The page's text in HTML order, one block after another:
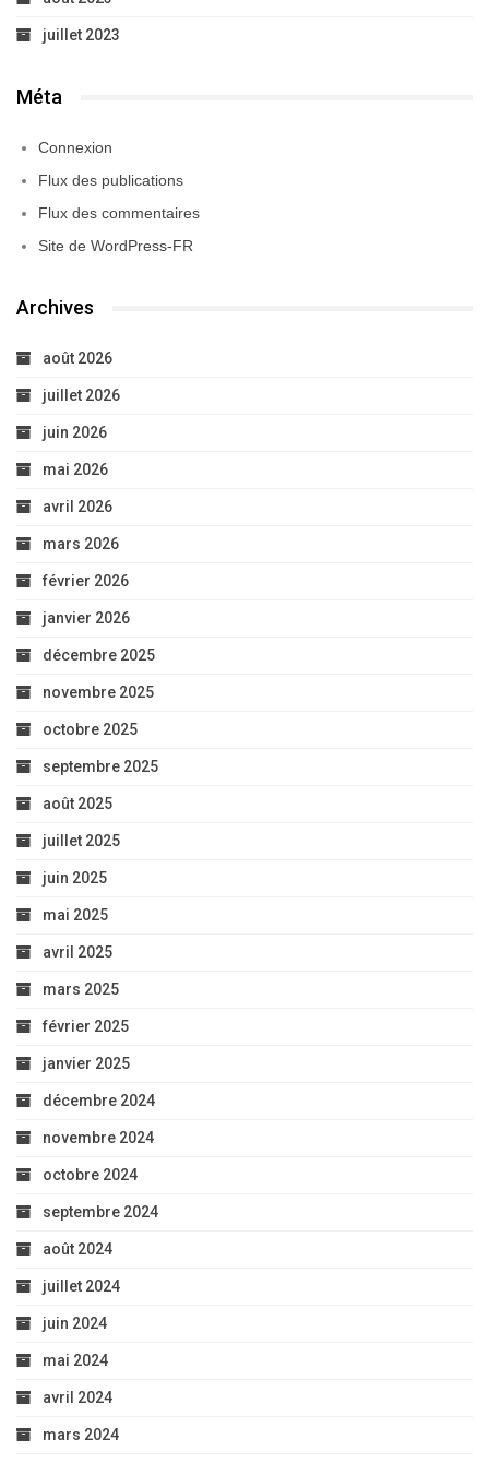
juillet 2023
Méta
Connexion
Flux des publications
Flux des commentaires
Site de WordPress-FR
Archives
août 2026
juillet 2026
juin 2026
mai 2026
avril 2026
mars 2026
février 2026
janvier 2026
décembre 2025
novembre 2025
octobre 2025
septembre 2025
août 2025
juillet 2025
juin 2025
mai 2025
avril 2025
mars 2025
février 2025
janvier 2025
décembre 2024
novembre 2024
octobre 2024
septembre 2024
août 2024
juillet 2024
juin 2024
mai 2024
avril 2024
mars 2024